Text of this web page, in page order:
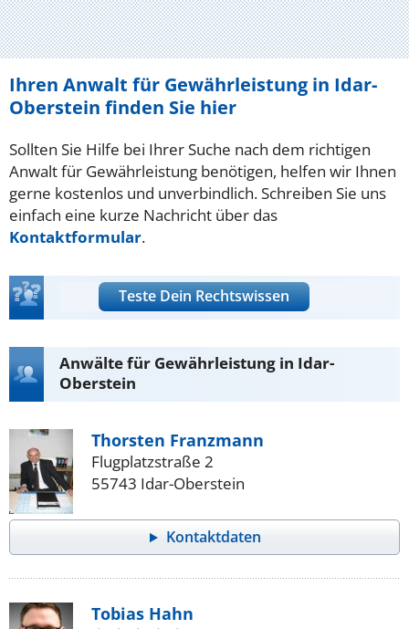
Ihren Anwalt für Gewährleistung in Idar-
Oberstein finden Sie hier
Sollten Sie Hilfe bei Ihrer Suche nach dem richtigen
Anwalt für Gewährleistung benötigen, helfen wir Ihnen
gerne kostenlos und unverbindlich. Schreiben Sie uns
einfach eine kurze Nachricht über das
Kontaktformular.
Teste Dein Rechtswissen
Anwälte für Gewährleistung in Idar-
Oberstein
Thorsten Franzmann
Flugplatzstraße 2
55743 Idar-Oberstein
Kontaktdaten
Tobias Hahn